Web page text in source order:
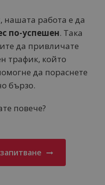
нашата работа е да
по-успешен. Така
да привличате
трафик, който
да пораснете
бързо.
повече?